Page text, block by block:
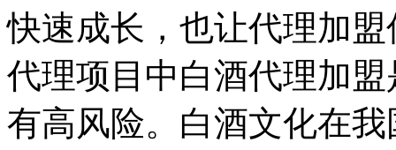
快速成长，也让代理加
代理项目中白酒代理加
有高风险。白酒文化在